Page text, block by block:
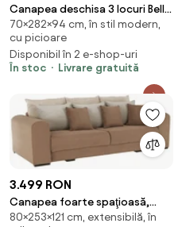
Canapea deschisa 3 locuri Bellis
boucle L282 cm
70×282×94 cm, în stil modern,
cu picioare
Disponibil în 2 e-shop-uri
În stoc
Livrare gratuită
3.499 RON
Canapea foarte spaţioasă,
maro deschis, bej, crem, GILEN
80×253×121 cm, extensibilă, în